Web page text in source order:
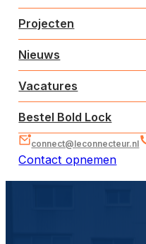
Projecten
Nieuws
Vacatures
Bestel Bold Lock
connect@leconnecteur.nl
Contact opnemen